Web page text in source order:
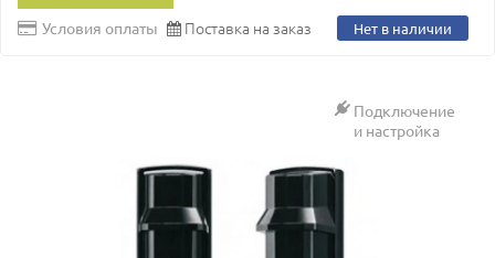
Условия оплаты Поставка на заказ Нет в наличии
Подключение
и настройка